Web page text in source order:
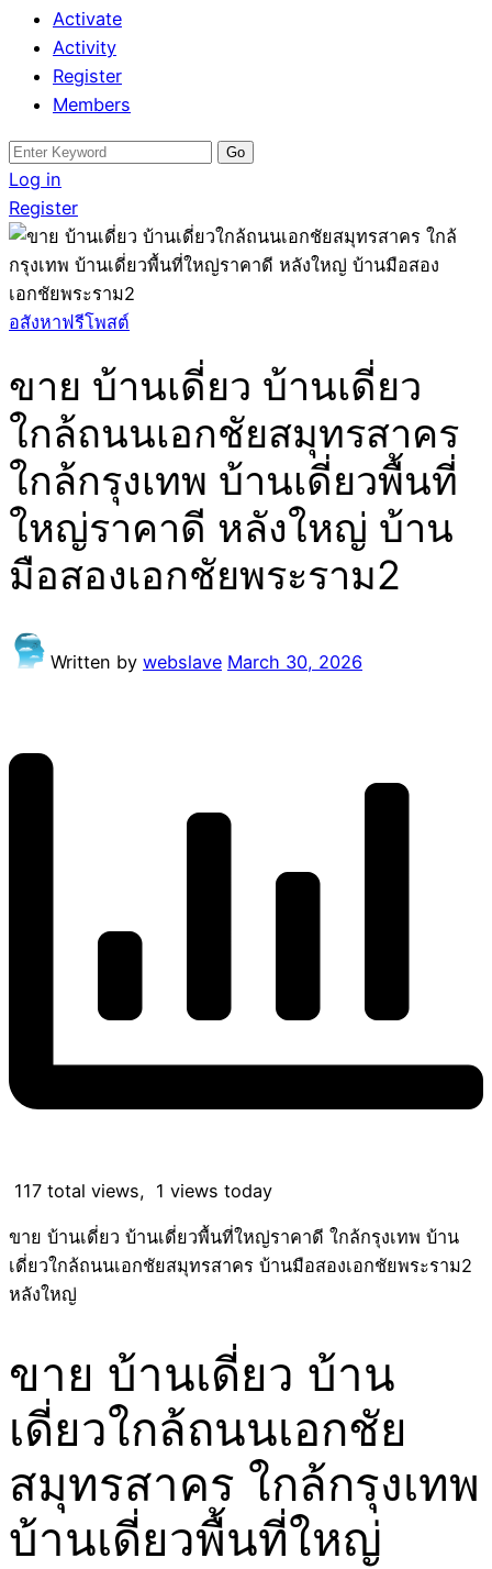
Activate
Activity
Register
Members
Search
for:
Log in
Register
อสังหาฟรีโพสต์
ขาย บ้านเดี่ยว บ้านเดี่ยว
ใกล้ถนนเอกชัยสมุทรสาคร
ใกล้กรุงเทพ บ้านเดี่ยวพื้นที่
ใหญ่ราคาดี หลังใหญ่ บ้าน
มือสองเอกชัยพระราม2
Written by webslave March 30, 2026
117 total views, 1 views today
ขาย บ้านเดี่ยว บ้านเดี่ยวพื้นที่ใหญ่ราคาดี ใกล้กรุงเทพ บ้าน
เดี่ยวใกล้ถนนเอกชัยสมุทรสาคร บ้านมือสองเอกชัยพระราม2
หลังใหญ่
ขาย บ้านเดี่ยว บ้าน
เดี่ยวใกล้ถนนเอกชัย
สมุทรสาคร ใกล้กรุงเทพ
บ้านเดี่ยวพื้นที่ใหญ่